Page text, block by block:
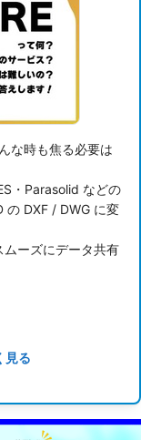
な時も焦る必要は
・Parasolid などの
の DXF / DWG に変
ムーズにデータ共有
見る